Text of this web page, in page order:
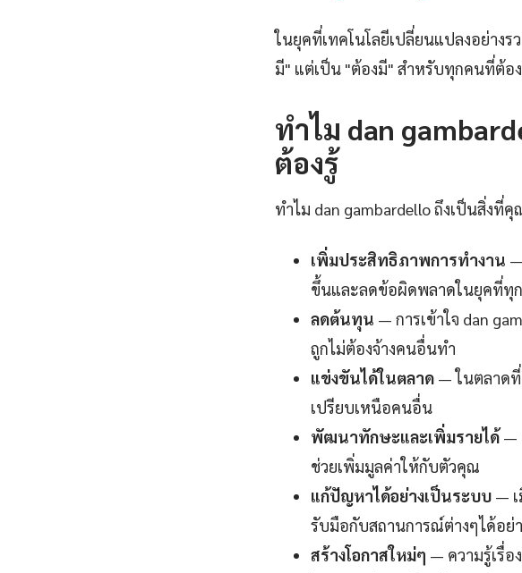
ในยุคที่เทคโนโลยีเปลี่ยนแปลงอย่างร
มี" แต่เป็น "ต้องมี" สำหรับทุกคนที่ต้อ
ทำไม dan
ต้องรู้
ทำไม dan gambardello ถึงเป็นสิ่งที่
เพิ่มประสิทธิภาพการทำงาน
ขึ้นและลดข้อผิดพลาดในยุคที่ทุ
ลดต้นทุน — การเข้าใจ dan
ถูกไม่ต้องจ้างคนอื่นทำ
แข่งขันได้ในตลาด — ในตลาดที่
เปรียบเหนือคนอื่น
พัฒนาทักษะและเพิ่มรายได้—
ช่วยเพิ่มมูลค่าให้กับตัวคุณ
แก้ปัญหาได้อย่างเป็นระบบ — เ
รับมือกับสถานการณ์ต่างๆได้อย่
สร้างโอกาสใหม่ๆ — ความรู้เรื่อ